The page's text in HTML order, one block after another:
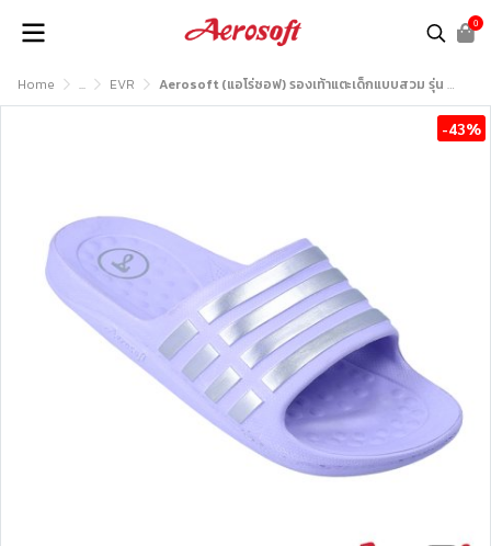
0
Home ... EVR Aerosoft (แอโร่ซอฟ) รองเท้าแตะเด็กแบบสวม รุ่น K9810
-43%